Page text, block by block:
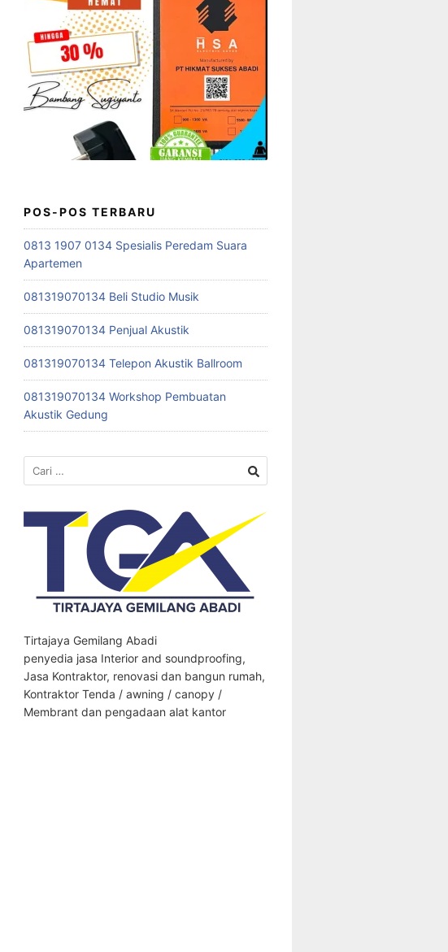
POS-POS TERBARU
0813 1907 0134 Spesialis Peredam Suara
Apartemen
081319070134 Beli Studio Musik
081319070134 Penjual Akustik
081319070134 Telepon Akustik Ballroom
081319070134 Workshop Pembuatan
Akustik Gedung
Cari
untuk:
Tirtajaya Gemilang Abadi
penyedia jasa Interior and soundproofing,
Jasa Kontraktor, renovasi dan bangun rumah,
Kontraktor Tenda / awning / canopy /
Membrant dan pengadaan alat kantor